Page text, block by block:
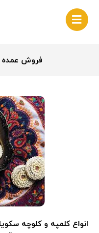
فروش عمده
انواع کلمپه و کلوچه سکویا